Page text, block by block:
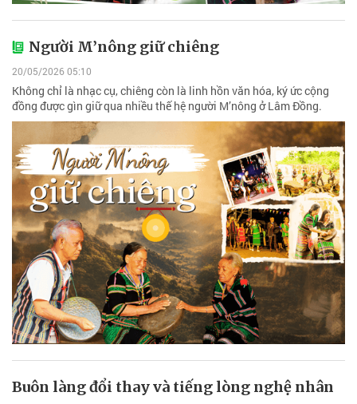
Người M’nông giữ chiêng
20/05/2026 05:10
Không chỉ là nhạc cụ, chiêng còn là linh hồn văn hóa, ký ức cộng
đồng được gìn giữ qua nhiều thế hệ người M’nông ở Lâm Đồng.
Buôn làng đổi thay và tiếng lòng nghệ nhân